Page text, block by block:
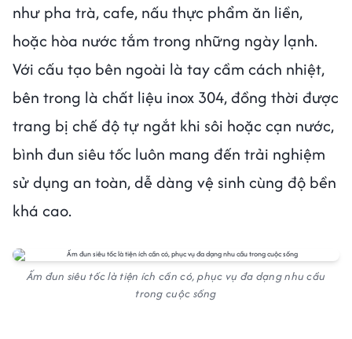
như pha trà, cafe, nấu thực phẩm ăn liền,
hoặc hòa nước tắm trong những ngày lạnh.
Với cấu tạo bên ngoài là tay cầm cách nhiệt,
bên trong là chất liệu inox 304, đồng thời được
trang bị chế độ tự ngắt khi sôi hoặc cạn nước,
bình đun siêu tốc luôn mang đến trải nghiệm
sử dụng an toàn, dễ dàng vệ sinh cùng độ bền
khá cao.
Ấm đun siêu tốc là tiện ích cần có, phục vụ đa dạng nhu cầu
trong cuộc sống